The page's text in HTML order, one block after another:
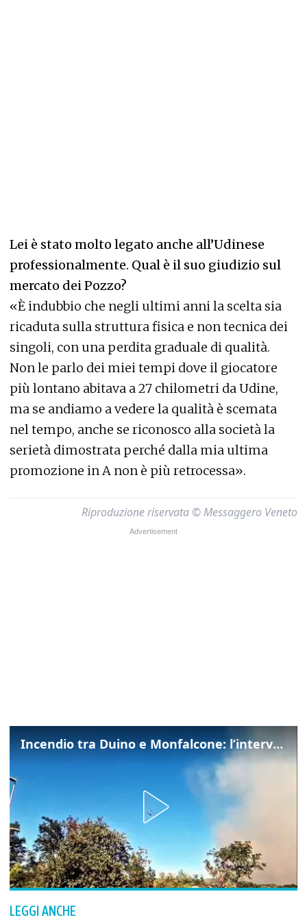
Lei è stato molto legato anche all’Udinese
professionalmente. Qual è il suo giudizio sul
mercato dei Pozzo?
«È indubbio che negli ultimi anni la scelta sia
ricaduta sulla struttura fisica e non tecnica dei
singoli, con una perdita graduale di qualità.
Non le parlo dei miei tempi dove il giocatore
più lontano abitava a 27 chilometri da Udine,
ma se andiamo a vedere la qualità è scemata
nel tempo, anche se riconosco alla società la
serietà dimostrata perché dalla mia ultima
promozione in A non è più retrocessa».
Riproduzione riservata © Messaggero Veneto
Incendio tra Duino e Monfalcone: l’intervento dei vigili del fuoco
LEGGI ANCHE